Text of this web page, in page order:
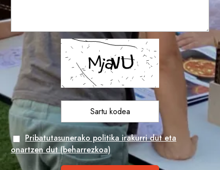
Pribatutasunerako politika irakurri dut eta
onartzen dut (beharrezkoa)